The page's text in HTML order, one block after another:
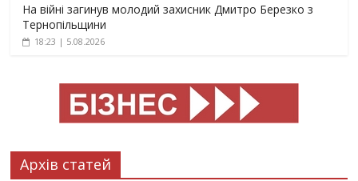
На війні загинув молодий захисник Дмитро Березко з
Тернопільщини
18:23 | 5.08.2026
Архів статей